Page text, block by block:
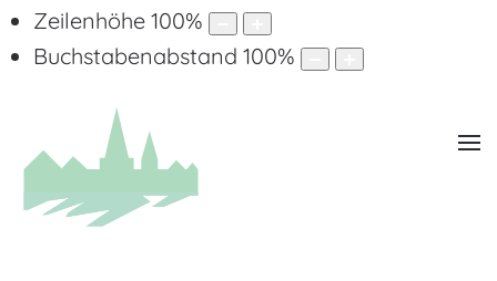
Zeilenhöhe 100%
Buchstabenabstand 100%